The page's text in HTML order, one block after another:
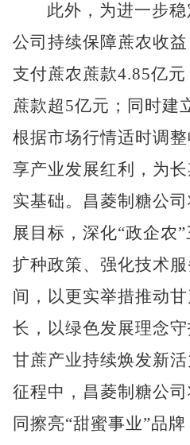
此外，为进一步稳
公司持续保障蔗农收益
支付蔗农蔗款4.85亿
蔗款超5亿元；同时建
根据市场行情适时调
享产业发展红利，为
实基础。昌菱制糖公
展目标，深化“政企农
扩种政策、强化技术
间，以更实举措推动
长，以绿色发展理念
甘蔗产业持续焕发新
征程中，昌菱制糖公
同擦亮“甜蜜事业”品